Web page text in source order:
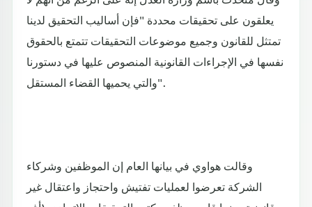
يعلقون على تحقيقات محددة "فإن أساليب التحقيق لدينا
تمتثل للقانون وجميع موضوعات التحقيقات تتمتع بالحقوق
نفسها في الإجراءات القانونية المنصوص عليها في دستورنا
والتي يحميها القضاء المستقل".
وقالت هواوي في بيانها العام إن الموظفين وشركاء
الشركة تعرضوا لعمليات تفتيش واحتجاز واعتقال غير